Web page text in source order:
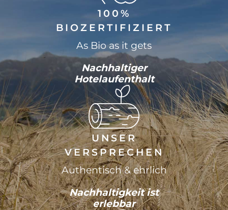
100%
BIOZERTIFIZIERT
As Bio as it gets
Nachhaltiger
Hotelaufenthalt
UNSER
VERSPRECHEN
Authentisch & ehrlich
Nachhaltigkeit ist
erlebbar